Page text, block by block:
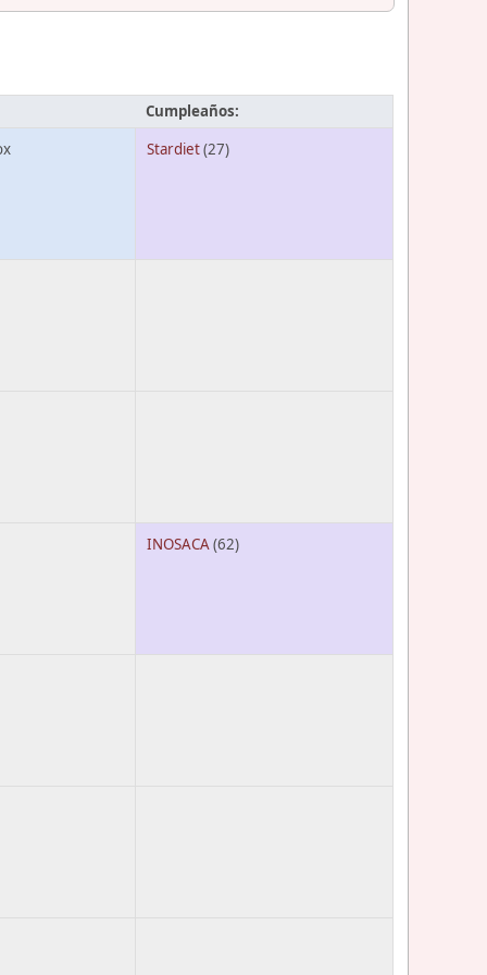
Cumpleaños:
Stardiet(27)
INOSACA(62)